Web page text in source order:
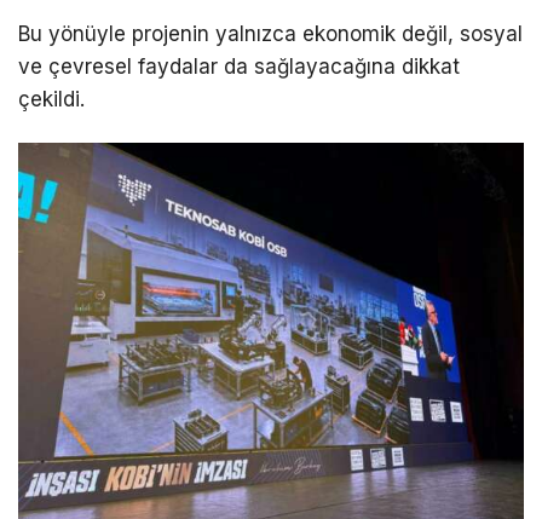
Bu yönüyle projenin yalnızca ekonomik değil, sosyal
ve çevresel faydalar da sağlayacağına dikkat
çekildi.